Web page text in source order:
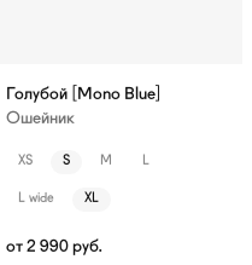
Голубой [Mono Blue]
Ошейник
XS S M L
L wide XL
от 2 990 руб.